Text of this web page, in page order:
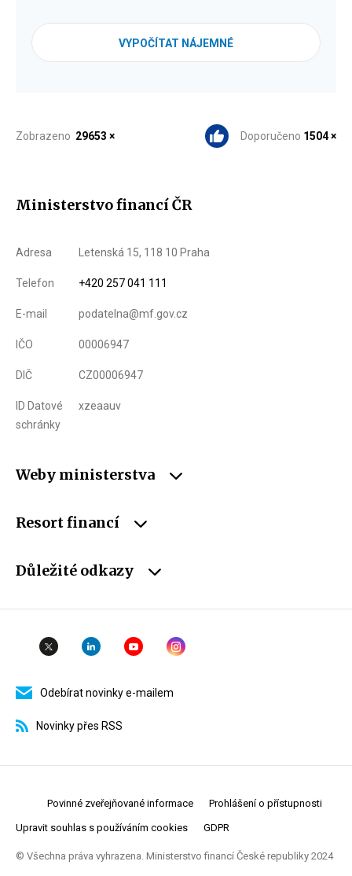
VYPOČÍTAT NÁJEMNÉ
Zobrazeno 29653 × Doporučeno 1504 ×
Ministerstvo financí ČR
Adresa Letenská 15, 118 10 Praha
Telefon +420 257 041 111
E-mail podatelna@mf.gov.cz
IČO 00006947
DIČ CZ00006947
ID Datové
schránky
xzeaauv
Weby ministerstva
Resort financí
Důležité odkazy
Odebírat novinky e-mailem
Novinky přes RSS
Povinné zveřejňované informace Prohlášení o přístupnosti
Upravit souhlas s používáním cookies GDPR
© Všechna práva vyhrazena. Ministerstvo financí České republiky 2024